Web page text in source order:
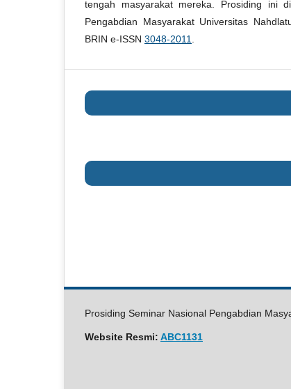
tengah masyarakat mereka. Prosiding ini
Pengabdian Masyarakat Universitas
BRIN e-ISSN 3048-2011
online
indonesia
idnslot
Prosiding Seminar Nasional Pengabdian
Website Resmi: ABC1131